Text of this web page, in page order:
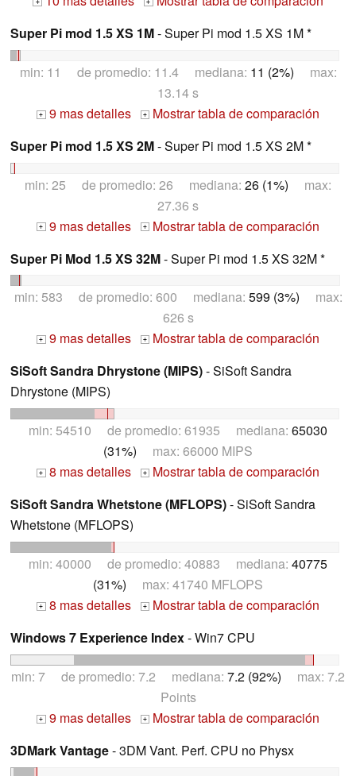
+ +
Super Pi mod 1.5 XS 1M- Super Pi mod 1.5 XS 1M *
min: 11 de promedio: 11.4 mediana: 11 (2%) max:
13.14 s
+ 9 mas detalles +
Mostrar tabla de comparación
Super Pi mod 1.5 XS 2M- Super Pi mod 1.5 XS 2M *
min: 25 de promedio: 26 mediana: 26 (1%) max:
27.36 s
+ 9 mas detalles +
Mostrar tabla de comparación
Super Pi Mod 1.5 XS 32M- Super Pi mod 1.5 XS 32M *
min: 583 de promedio: 600 mediana: 599 (3%) max:
626 s
+ 9 mas detalles +
Mostrar tabla de comparación
SiSoft Sandra Dhrystone (MIPS)- SiSoft Sandra
Dhrystone (MIPS)
min: 54510 de promedio: 61935 mediana: 65030
(31%) max: 66000 MIPS
+ 8 mas detalles +
Mostrar tabla de comparación
SiSoft Sandra Whetstone (MFLOPS)- SiSoft Sandra
Whetstone (MFLOPS)
min: 40000 de promedio: 40883 mediana: 40775
(31%) max: 41740 MFLOPS
+ 8 mas detalles +
Mostrar tabla de comparación
Windows 7 Experience Index- Win7 CPU
min: 7 de promedio: 7.2 mediana: 7.2 (92%) max: 7.2
Points
+ 9 mas detalles +
Mostrar tabla de comparación
3DMark Vantage- 3DM Vant. Perf. CPU no Physx